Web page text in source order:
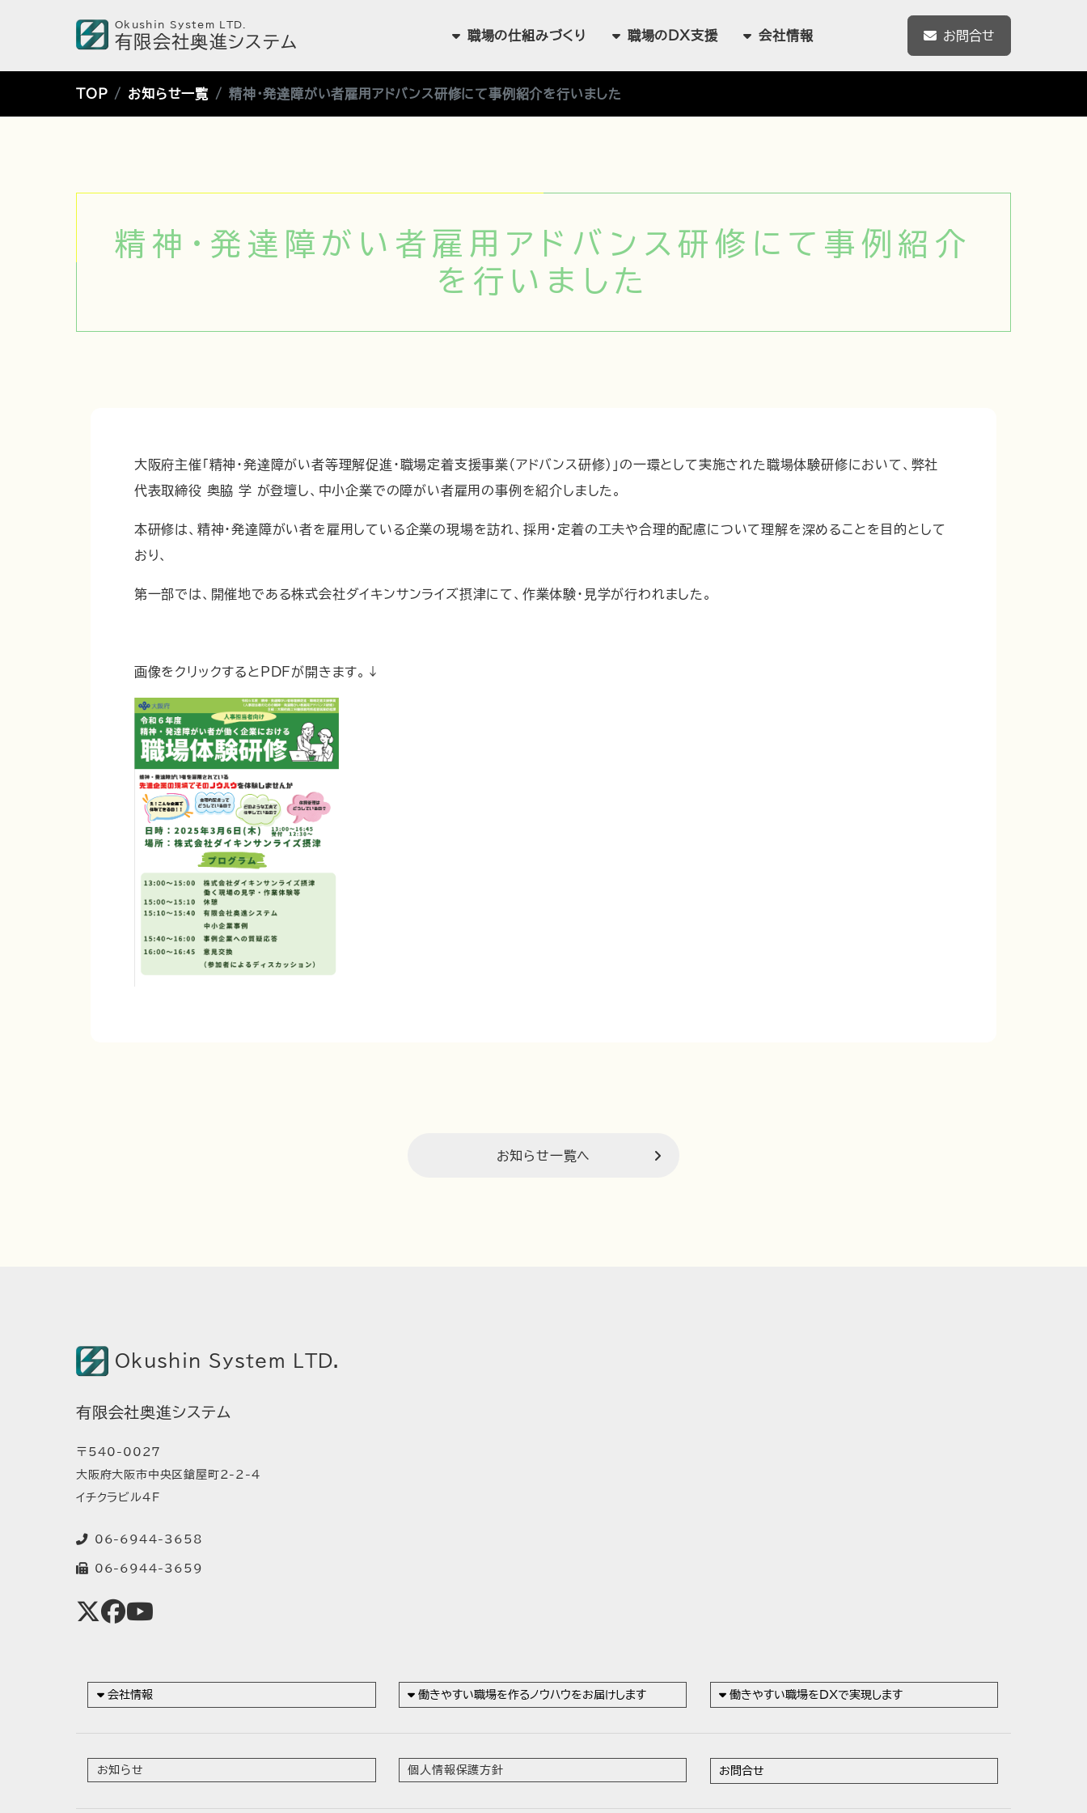
Okushin System LTD.
有限会社奥進システム 職場の仕組みづくり 職場の DX支援 会社情報 お問合せ
TOP お知らせ一覧 精神・発達障がい者雇用アドバンス研修にて事例紹介を行いました
精神・発達障がい者雇用アドバンス研修にて事例紹介
を行いました
大阪府主催「精神・発達障がい者等理解促進・職場定着支援事業（アドバンス研修）」の一環として実施された職場体験研修において、弊社
代表取締役 奥脇 学 が登壇し、中小企業での障がい者雇用の事例を紹介しました。
本研修は、精神・発達障がい者を雇用している企業の現場を訪れ、採用・定着の工夫や合理的配慮について理解を深めることを目的として
おり、
第一部では、開催地である株式会社ダイキンサンライズ摂津にて、作業体験・見学が行われました。
画像をクリックするとPDFが開きます。↓
お知らせ一覧へ
Okushin System LTD.
有限会社奥進システム
〒540-0027
大阪府大阪市中央区鎗屋町2-2-4
イチクラビル4F
06-6944-3658
06-6944-3659
会社情報 働きやすい職場を作るノウハウをお届けします 働きやすい職場をDXで実現します
お知らせ 個人情報保護方針 お問合せ